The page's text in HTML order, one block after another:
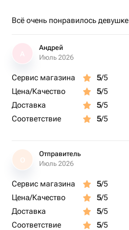
Всë очень понравилось девушке
Андрей
Июль 2026
Сервис магазина 5/5
Цена/Качество
5/5
Доставка
5/5
Соответствие
5/5
О
Отправитель
Июль 2026
Сервис магазина 5/5
Цена/Качество
5/5
Доставка
5/5
Соответствие
5/5